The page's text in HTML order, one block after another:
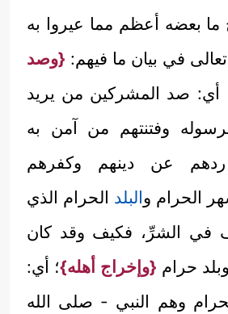
ما بعضه أعظم مما عيروا به
في بيان ما فيهم: {وصد
أي: صد المشركين من يريد
وفتنتهم من آمن به
عن دينهم وكفرهم
الحرام والبلد الحرام الذي
في الشرِّ، فكيف وقد كان
حرام {وإخراج أهله}؛ أي:
وهم النبي - صلى الله